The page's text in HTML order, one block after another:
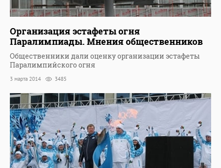
Организация эстафеты огня
Паралимпиады. Мнения общественников
Общественники дали оценку организации эстафеты
Паралимпийского огня
3 марта 2014 3485